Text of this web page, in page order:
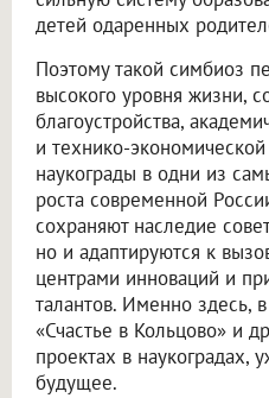
детей одаренных
Поэтому такой симбиоз
высокого уровня жизни,
благоустройства,
и технико-
наукограды в одни из
роста современной
сохраняют наследие
но и адаптируются к
центрами инноваций и
талантов. Именно здесь,
«Счастье в Кольцово» и
проектах в наукоградах,
будущее.